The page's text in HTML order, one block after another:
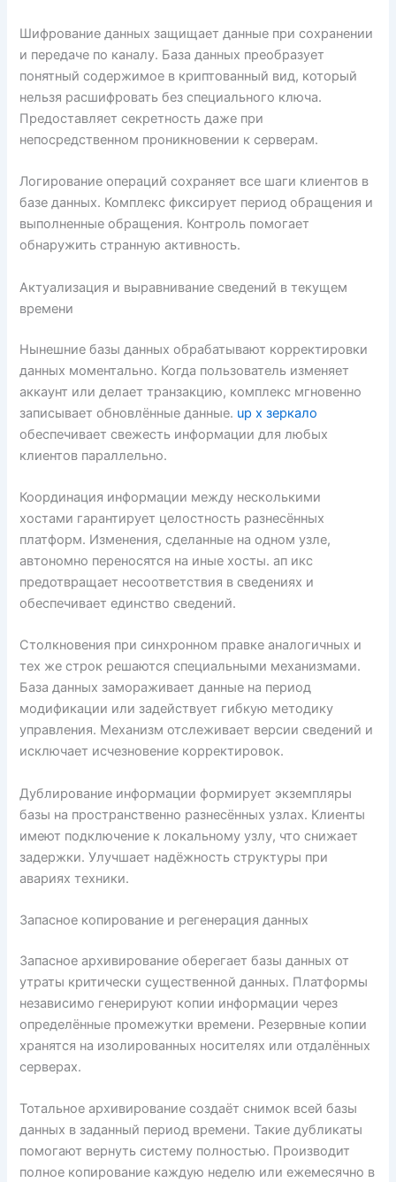
Шифрование данных защищает данные при сохранении
и передаче по каналу. База данных преобразует
понятный содержимое в криптованный вид, который
нельзя расшифровать без специального ключа.
Предоставляет секретность даже при
непосредственном проникновении к серверам.
Логирование операций сохраняет все шаги клиентов в
базе данных. Комплекс фиксирует период обращения и
выполненные обращения. Контроль помогает
обнаружить странную активность.
Актуализация и выравнивание сведений в текущем
времени
Нынешние базы данных обрабатывают корректировки
данных моментально. Когда пользователь изменяет
аккаунт или делает транзакцию, комплекс мгновенно
записывает обновлённые данные. up x зеркало
обеспечивает свежесть информации для любых
клиентов параллельно.
Координация информации между несколькими
хостами гарантирует целостность разнесённых
платформ. Изменения, сделанные на одном узле,
автономно переносятся на иные хосты. ап икс
предотвращает несоответствия в сведениях и
обеспечивает единство сведений.
Столкновения при синхронном правке аналогичных и
тех же строк решаются специальными механизмами.
База данных замораживает данные на период
модификации или задействует гибкую методику
управления. Механизм отслеживает версии сведений и
исключает исчезновение корректировок.
Дублирование информации формирует экземпляры
базы на пространственно разнесённых узлах. Клиенты
имеют подключение к локальному узлу, что снижает
задержки. Улучшает надёжность структуры при
авариях техники.
Запасное копирование и регенерация данных
Запасное архивирование оберегает базы данных от
утраты критически существенной данных. Платформы
независимо генерируют копии информации через
определённые промежутки времени. Резервные копии
хранятся на изолированных носителях или отдалённых
серверах.
Тотальное архивирование создаёт снимок всей базы
данных в заданный период времени. Такие дубликаты
помогают вернуть систему полностью. Производит
полное копирование каждую неделю или ежемесячно в